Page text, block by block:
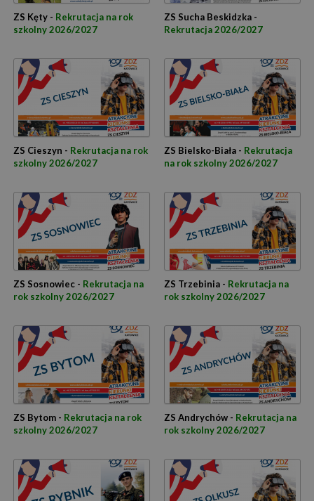
ZS Kęty - Rekrutacja na rok
szkolny 2026/2027
ZS Sucha Beskidzka -
Rekrutacja 2026/2027
ZS Cieszyn - Rekrutacja na rok
szkolny 2026/2027
ZS Bielsko-Biała - Rekrutacja
na rok szkolny 2026/2027
ZS Sosnowiec - Rekrutacja na
rok szkolny 2026/2027
ZS Trzebinia - Rekrutacja na
rok szkolny 2026/2027
ZS Bytom - Rekrutacja na rok
szkolny 2026/2027
ZS Andrychów - Rekrutacja na
rok szkolny 2026/2027